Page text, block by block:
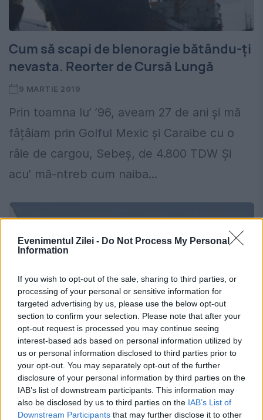
Evenimentul Zilei - Do Not Process My Personal
Information
If you wish to opt-out of the sale, sharing to third parties, or
processing of your personal or sensitive information for
targeted advertising by us, please use the below opt-out
section to confirm your selection. Please note that after your
opt-out request is processed you may continue seeing
interest-based ads based on personal information utilized by
us or personal information disclosed to third parties prior to
your opt-out. You may separately opt-out of the further
disclosure of your personal information by third parties on the
IAB’s list of downstream participants. This information may
also be disclosed by us to third parties on the IAB’s List of
Downstream Participants that may further disclose it to other
Cum să scapi de blenoragie bătându-ți
nevasta. Reorter de Cursă Lungă
9 MARTIE 2019
Prin toamna lu’ ’96, aveam 27 de ani și mă
fâțâiam prin Golful Mexic și Caraibe cu o
râie de cargou, Sebeș, de 4.800 TDW Și
acu’ mă-ntreb cum naiba...
120 de pasageri au văzut MOARTEA din
avion. Șase pasageri au fost răniți.
Autoritățile sunt în alertă